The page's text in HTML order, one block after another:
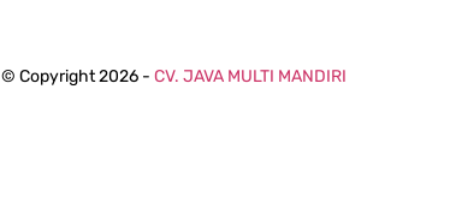
© Copyright 2026 - CV. JAVA MULTI MANDIRI